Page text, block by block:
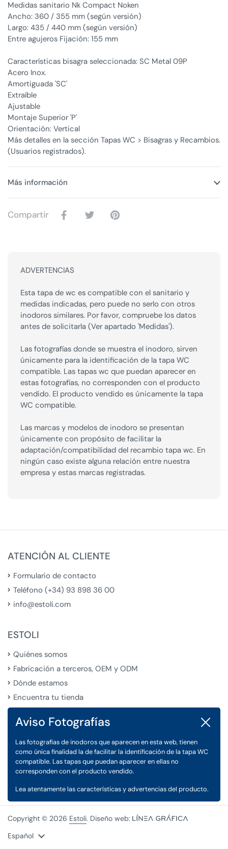
Medidas sanitario Nk Compact Noken
Ancho: 360 / 355 mm (según versión)
Largo: 435 / 440 mm (según versión)
Entre agujeros Fijación: 155 mm
Características bisagra seleccionada: SC Metal 09P
Acero Inox.
Amortiguada 'SC'
Extraíble
Ajustable
Montaje Superior 'P'
Orientación: Vertical
Más detalles en la sección Tapas WC > Bisagras y Recambios.
(Usuarios registrados).
Más información
Compartir
ADVERTENCIAS
Esta tapa de wc es compatible con el sanitario y
medidas indicadas, pero puede no serlo con otros
inodoros similares. Por favor, compruebe los datos
antes de solicitarla (Ver apartado 'Medidas').
Las fotografías donde se muestra el inodoro, sirven
únicamente para la identificación de la tapa WC
compatible. Las tapas wc que puedan aparecer en
estas fotografías, no corresponden con el producto
vendido. El producto vendido es únicamente la tapa
WC compatible.
Las marcas y modelos de inodoro se presentan
únicamente con propósito de facilitar la
adaptación/compatibilidad del recambio tapa wc. En
ningún caso existe alguna relación entre nuestra
empresa y estas marcas registradas.
ATENCIÓN AL CLIENTE
Formulario de contacto
Teléfono (+34) 93 898 36 00
info@estoli.com
ESTOLI
Quiénes somos
Fabricación a terceros, OEM y ODM
Dónde estamos
Encuentra tu tienda
LEGAL
Condiciones Generales de Venta
Aviso Legal
Política de Privacidad y Cookies
Copyright © 2026 Estoli. Diseño web:
Idioma
Español
Aviso Fotografías
Las fotografías de inodoros que aparecen en esta web, tienen
como única finalidad la de facilitar la identificación de la tapa WC
compatible. Las tapas que puedan aparecer en ellas no
corresponden con el producto vendido.
Lea atentamente las características y advertencias del producto.
Cerrar